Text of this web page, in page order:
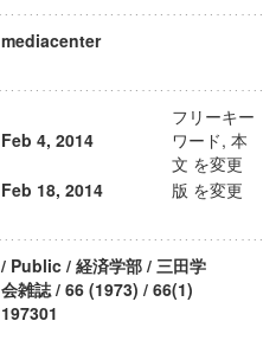
mediacenter
Feb 4, 2014
フリーキー
ワード, 本
文 を変更
Feb 18, 2014
版 を変更
/ Public / 経済学部 / 三田学
会雑誌 / 66 (1973) / 66(1)
197301